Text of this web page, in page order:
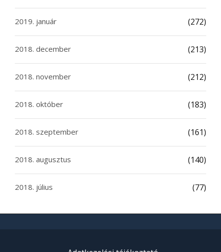
2019. január (272)
2018. december (213)
2018. november (212)
2018. október (183)
2018. szeptember (161)
2018. augusztus (140)
2018. július (77)